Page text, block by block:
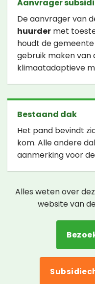
Aanvrager
De aanvrager van
huurder met
houdt de
gebruik maken van
klimaatadaptieve
Bestaand dak
Het pand bevindt
kom. Alle andere
aanmerking voor
Alles weten over
website van